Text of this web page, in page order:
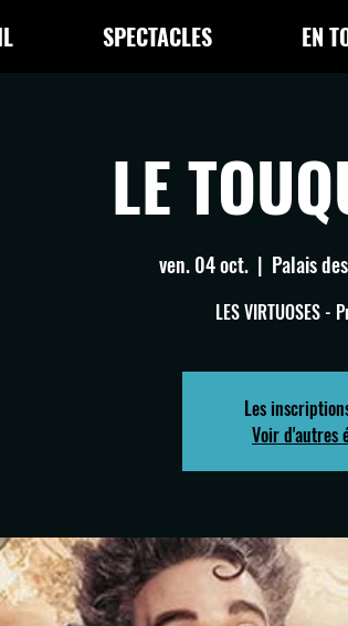
SPECTACLES EN
LE
ven. 04 oct.
  |
Palais
LES VIRTUOSES -
Les
Voir d'autres